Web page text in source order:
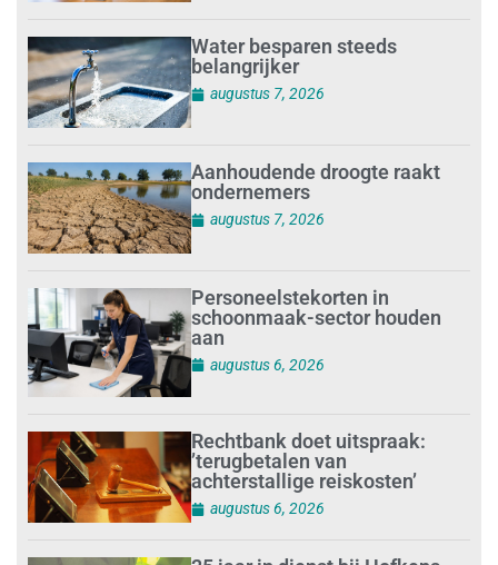
Water besparen steeds
belangrijker
augustus 7, 2026
Aanhoudende droogte raakt
ondernemers
augustus 7, 2026
Personeelstekorten in
schoonmaak-sector houden
aan
augustus 6, 2026
Rechtbank doet uitspraak:
’terugbetalen van
achterstallige reiskosten’
augustus 6, 2026